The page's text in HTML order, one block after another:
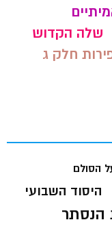
שלה הקדוש
חלק ג
הסולם
היסוד השבועי
הנסתר